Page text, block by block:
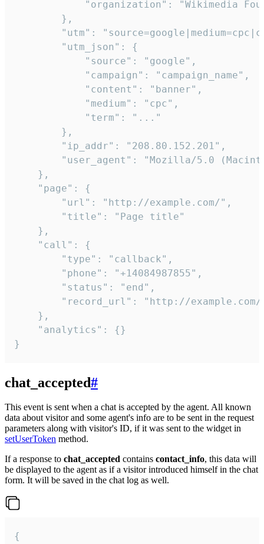
"organization": "Wikimedia
        },
"utm":
        "utm_json": {
            "source": "google",
            "campaign": "campaign_name",
            "content": "banner",
            "medium": "cpc",
            "term": "..."
        },
        "ip_addr": "208.80.152.201",
"user_agent": "Mozilla/5.0
    },
    "page": {
        "url": "http://example.com/",
        "title": "Page title"
    },
    "call": {
        "type": "callback",
        "phone": "+14084987855",
        "status": "end",
"record_url": "http://
    },
    "analytics": {}
}
chat_accepted#
This event is sent when a chat is accepted by the agent. All known
data about visitor and some agent's info are to be sent in the request
parameters along with visitor's ID, if it was sent to the widget in
setUserToken method.
If a response to chat_accepted contains contact_info, this data will
be displayed to the agent as if a visitor introduced himself in the chat
form. It will be saved in the chat log as well.
{